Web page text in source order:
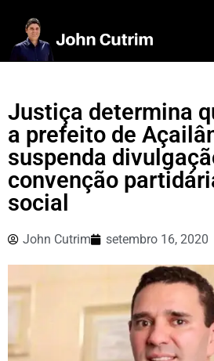
Justiça determina
a prefeito de
suspenda
convenção
social
John Cutrim setembro 16, 2020